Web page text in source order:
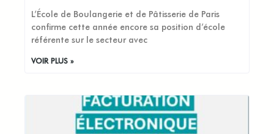
L’École de Boulangerie et de Pâtisserie de Paris
confirme cette année encore sa position d’école
référente sur le secteur avec
VOIR PLUS »